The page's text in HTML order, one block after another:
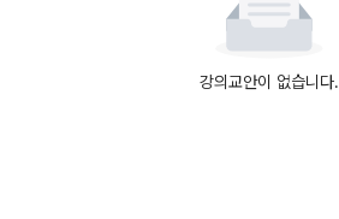
강의교안이 없습니다.